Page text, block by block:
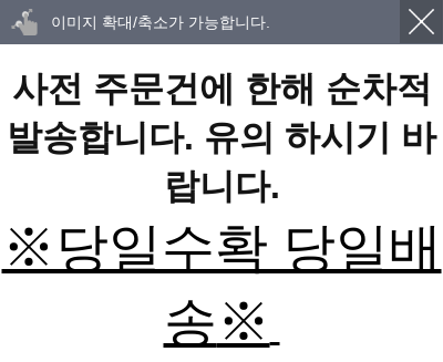
이미지 확대/축소가 가능합니다.
사전 주문건에 한해 순차적
발송합니다. 유의 하시기 바
랍니다.
※당일수확 당일배
송※